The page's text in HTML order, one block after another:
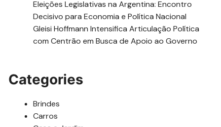
Eleições Legislativas na Argentina: Encontro
Decisivo para Economia e Política Nacional
Gleisi Hoffmann Intensifica Articulação Política
com Centrão em Busca de Apoio ao Governo
Categories
Brindes
Carros